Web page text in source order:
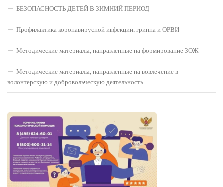
БЕЗОПАСНОСТЬ ДЕТЕЙ В ЗИМНИЙ ПЕРИОД
Профилактика коронавирусной инфекции, гриппа и ОРВИ
Методические материалы, направленные на формирование ЗОЖ
Методические материалы, направленные на вовлечение в
волонтерскую и добровольческую деятельность